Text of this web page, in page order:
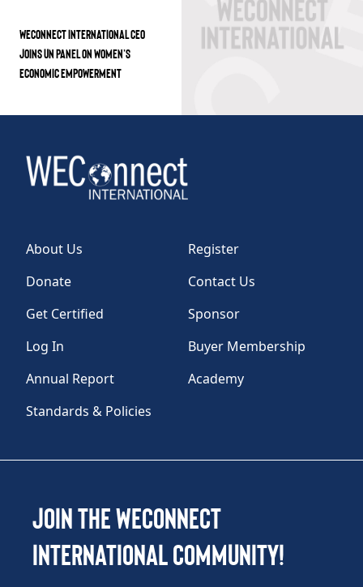
WECONNECT INTERNATIONAL CEO
JOINS UN PANEL ON WOMEN’S
ECONOMIC EMPOWERMENT
About Us
Register
Donate
Contact Us
Get Certified
Sponsor
Log In
Buyer Membership
Annual Report
Academy
Standards & Policies
Join the WEConnect
International Community!